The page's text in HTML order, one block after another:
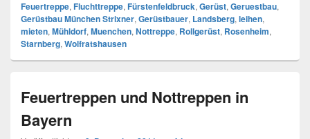
Feuertreppe, Fluchttreppe, Fürstenfeldbruck, Gerüst, Geruestbau,
Gerüstbau München Strixner, Gerüstbauer, Landsberg, leihen,
mieten, Mühldorf, Muenchen, Nottreppe, Rollgerüst, Rosenheim,
Starnberg, Wolfratshausen
Feuertreppen und Nottreppen in
Bayern